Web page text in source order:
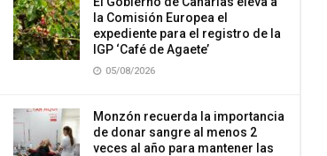
la Comisión Europea el
expediente para el registro de la
IGP ‘Café de Agaete’
05/08/2026
Monzón recuerda la importancia
de donar sangre al menos 2
veces al año para mantener las